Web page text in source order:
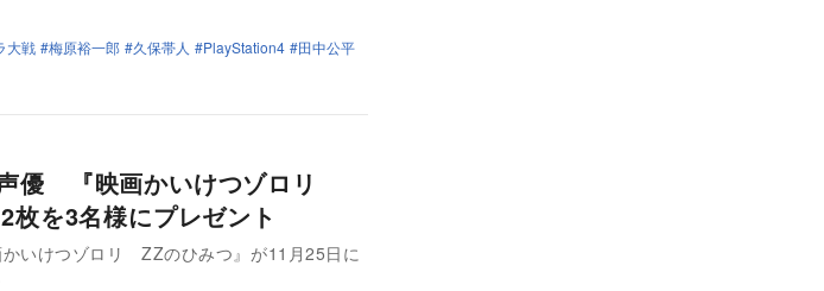
大戦 梅原裕一郎 久保帯人 PlayStation4
田中公平
優 『映画かいけつゾロリ
を3名様にプレゼント
いけつゾロリ ZZのひみつ』が11月25日に